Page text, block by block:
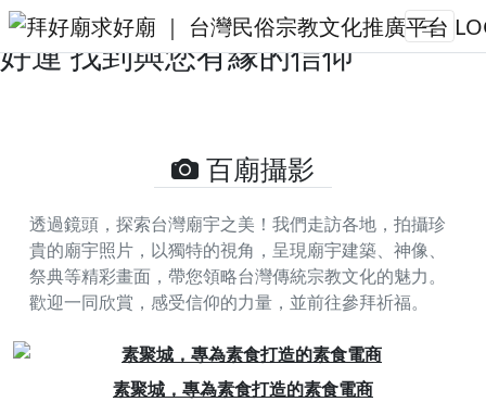
大直靜修宮的攝影照片 | 拜好廟求
好運 找到與您有緣的信仰
百廟攝影
透過鏡頭，探索台灣廟宇之美！我們走訪各地，拍攝珍
貴的廟宇照片，以獨特的視角，呈現廟宇建築、神像、
祭典等精彩畫面，帶您領略台灣傳統宗教文化的魅力。
歡迎一同欣賞，感受信仰的力量，並前往參拜祈福。
素聚城，專為素食打造的素食電商
Previous